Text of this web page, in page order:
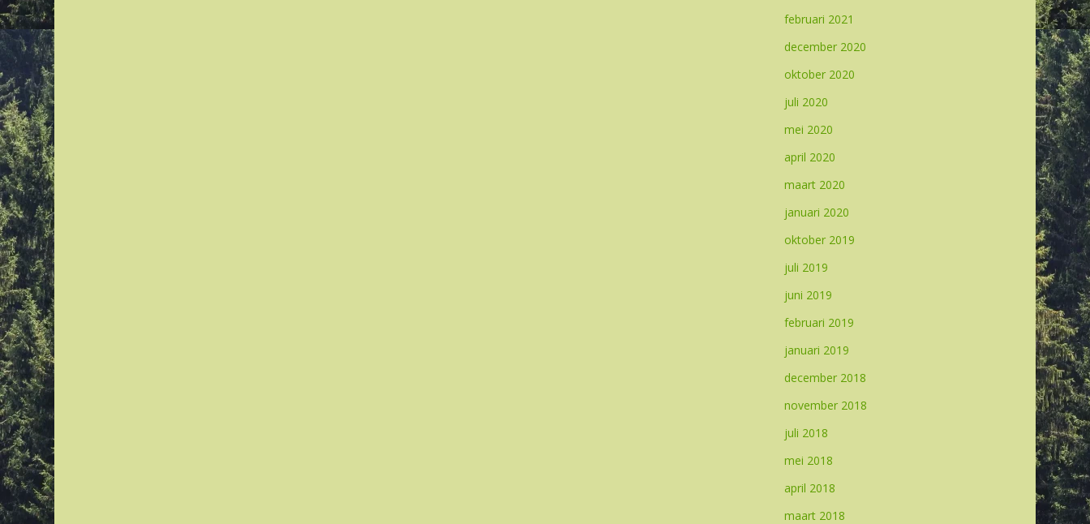
februari 2021
december 2020
oktober 2020
juli 2020
mei 2020
april 2020
maart 2020
januari 2020
oktober 2019
juli 2019
juni 2019
februari 2019
januari 2019
december 2018
november 2018
juli 2018
mei 2018
april 2018
maart 2018